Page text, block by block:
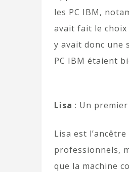
les PC IBM,
avait fait le
y avait donc une
PC IBM étaient
Lisa : Un
Lisa est
professionnels,
que la machine